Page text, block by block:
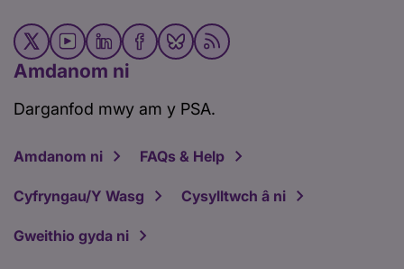
Amdanom ni
Darganfod mwy am y PSA.
Amdanom ni FAQs & Help
Cyfryngau/Y Wasg Cysylltwch â ni
Gweithio gyda ni